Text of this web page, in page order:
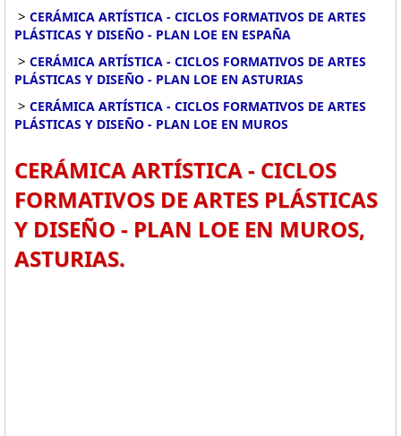
> CERÁMICA ARTÍSTICA - CICLOS FORMATIVOS DE ARTES
PLÁSTICAS Y DISEÑO - PLAN LOE EN ESPAÑA
> CERÁMICA ARTÍSTICA - CICLOS FORMATIVOS DE ARTES
PLÁSTICAS Y DISEÑO - PLAN LOE EN ASTURIAS
> CERÁMICA ARTÍSTICA - CICLOS FORMATIVOS DE ARTES
PLÁSTICAS Y DISEÑO - PLAN LOE EN MUROS
CERÁMICA ARTÍSTICA - CICLOS
FORMATIVOS DE ARTES PLÁSTICAS
Y DISEÑO - PLAN LOE EN MUROS,
ASTURIAS.